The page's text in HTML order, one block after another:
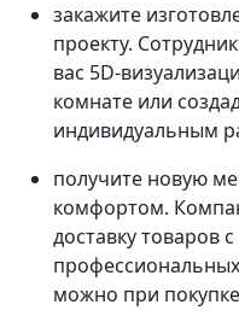
закажите
проекту.
вас 5D-
комнате или
индивидуальным
получите новую
комфортом.
доставку товаров
профессиональных
можно при